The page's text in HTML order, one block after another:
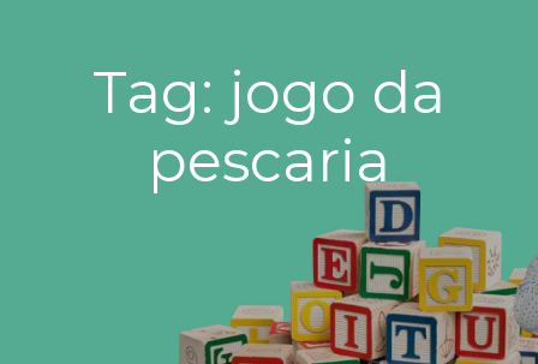
Tag: jogo da
pescaria